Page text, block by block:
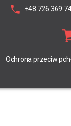
+48 726 369
Ochrona przeciw